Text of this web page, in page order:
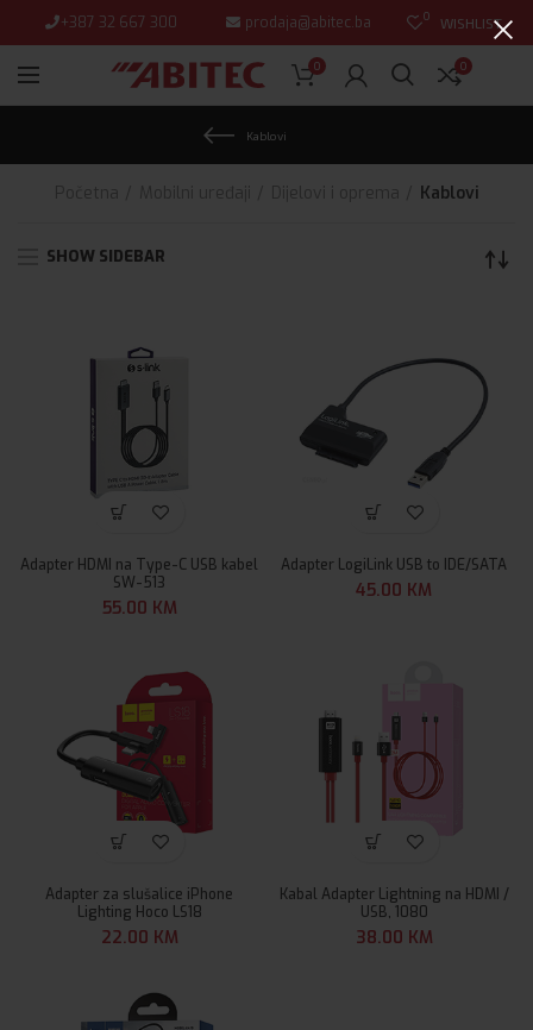
+387 32 667 300 prodaja@abitec.ba 0 WISHLIST
0 0
Kablovi
Kablovi
SHOW SIDEBAR
Adapter HDMI na Type-C USB kabel
SW-513
55.00 KM
Adapter LogiLink USB to IDE/SATA
45.00 KM
Adapter za slušalice iPhone
Lighting Hoco LS18
22.00 KM
Kabal Adapter Lightning na HDMI /
USB, 1080
38.00 KM